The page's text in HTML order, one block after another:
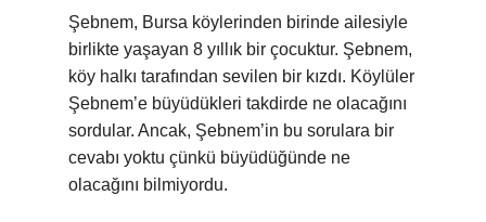
Şebnem, Bursa köylerinden birinde ailesiyle
birlikte yaşayan 8 yıllık bir çocuktur. Şebnem,
köy halkı tarafından sevilen bir kızdı. Köylüler
Şebnem’e büyüdükleri takdirde ne olacağını
sordular. Ancak, Şebnem’in bu sorulara bir
cevabı yoktu çünkü büyüdüğünde ne
olacağını bilmiyordu.